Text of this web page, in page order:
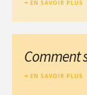
EN SAVOIR PLUS
Comment
EN SAVOIR PLUS